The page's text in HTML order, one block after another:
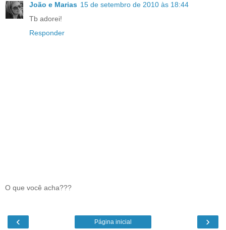
João e Marias 15 de setembro de 2010 às 18:44
Tb adorei!
Responder
O que você acha???
‹ ›
Página inicial